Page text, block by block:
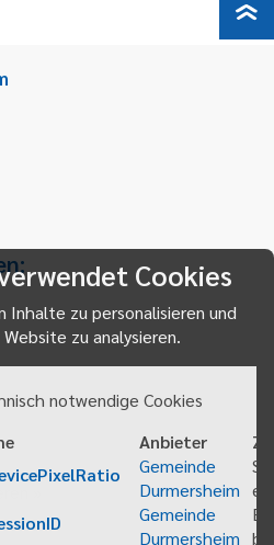
Cookies
Inhalte zu personalisieren und
zu analysieren.
notwendige Cookies
Anbieter
Gemeinde
Durmersheim
Gemeinde
Durmersheim